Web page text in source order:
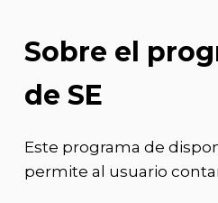
Sobre el
de SE
Este programa de
permite al usuario